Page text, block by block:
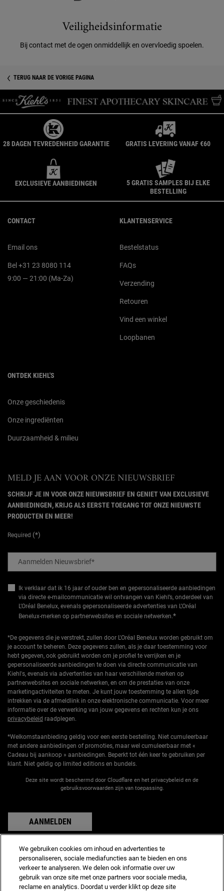
Veiligheidsinformatie
Bij contact met de ogen onmiddellijk en overvloedig spoelen.
TERUG NAAR DE VORIGE PAGINA
28 DAGEN TEVREDENHEID GARANTIE GRATIS LEVERING VANAF €60
EXCLUSIEVE AANBIEDINGEN
5 GRATIS SAMPLES BIJ ELKE
BESTELLING
CONTACT
Email ons
Bel +31 23 8080 114
9:00 — 21:00 (Ma-Za)
KLANTENSERVICE
Bestelstatus
FAQs
Verzending
Retouren
Vind een winkel
Loopbanen
ONTDEK KIEHL'S
Onze geschiedenis
Onze ingrediënten
Duurzaamheid & milieu
MELD JE AAN VOOR ONZE NIEUWSBRIEF
SCHRIJF JE IN VOOR ONZE NIEUWSBRIEF EN GENIET VAN EXCLUSIEVE
AANBIEDINGEN, KRIJG ALS EERSTE TOEGANG TOT ONZE NIEUWSTE
PRODUCTEN EN MEER!
Required (*)
Aanmelden Nieuwsbrief*
Ik verklaar dat ik 16 jaar of ouder ben en gepersonaliseerde aanbiedingen
via directe e-mailcommunicatie wil ontvangen van Kiehl’s, onderdeel van
L’Oréal Benelux, evenals gepersonaliseerde advertenties van L’Oréal
Benelux-merken op partnerwebsites en sociale netwerken.*
*De gegevens die je verstrekt, zullen door L'Oréal Benelux worden gebruikt om
je account te beheren. Deze gegevens zullen, als je daar toestemming voor
hebt gegeven, ook gebruikt worden om je profiel te verrijken en je
gepersonaliseerde aanbiedingen te doen via directe communicatie van
Kiehl's, evenals via advertenties van haar verschillende merken op
partnerwebsites en sociale netwerken, en om de prestaties van onze
marketingactiviteiten te meten. Je kunt jouw toestemming te allen tijde
intrekken via de afmeldlink in onze elektronische communicatie. Voor meer
informatie over de verwerking van jouw gegevens en rechten kun je ons
privacybeleid raadplegen.
*Welkomstaanbieding geldig voor een eerste bestelling. Niet cumuleerbaar
met andere aanbiedingen of promoties, maar wel cumuleerbaar met «
Cadeau bij aankoop » aanbiedingen. Beperkt tot één keer te gebruiken per
klant. Niet geldig op limited editions en bundels.
Deze site wordt beschermd door Cloudflare en het privacybeleid en de
gebruiksvoorwaarden zijn van toepassing.
AANMELDEN
Fabrikantinformatie
KIEHL'S
We gebruiken cookies om inhoud en advertenties te
personaliseren, sociale mediafuncties aan te bieden en ons
verkeer te analyseren. We delen ook informatie over uw
gebruik van onze site met onze partners voor sociale media,
reclame en analytics. Doordat u verder klikt op deze site